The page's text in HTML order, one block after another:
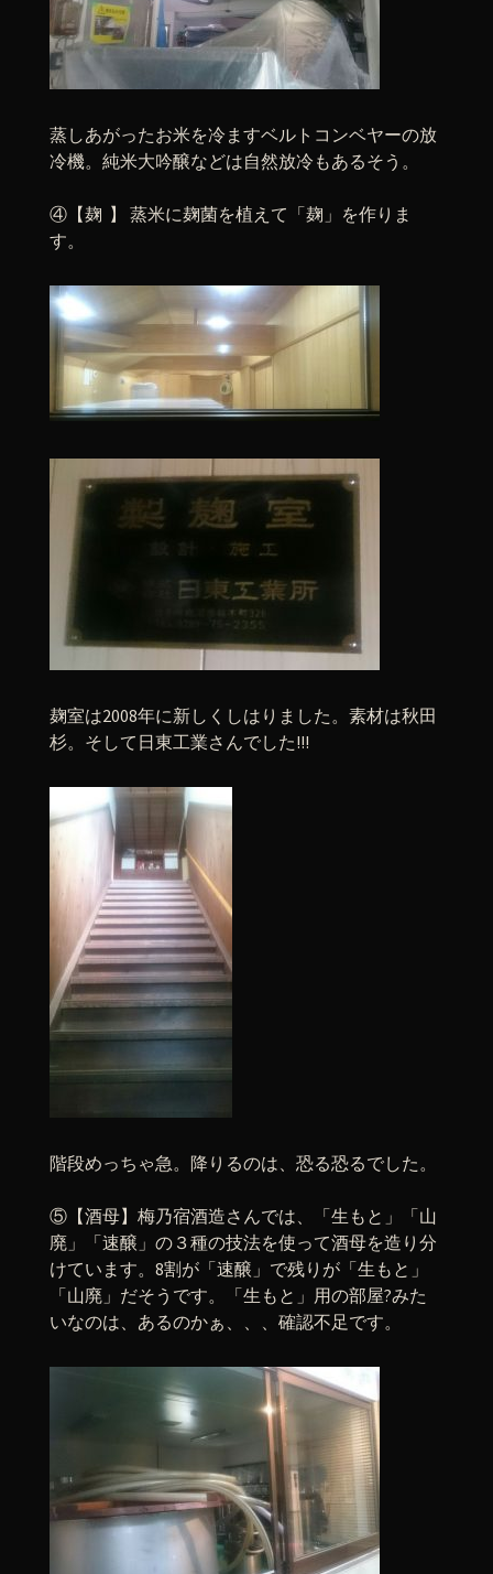
蒸しあがったお米を冷ますベルトコンベヤーの放
冷機。純米大吟醸などは自然放冷もあるそう。
④【麹 】 蒸米に麹菌を植えて「麹」を作りま
す。
麹室は2008年に新しくしはりました。素材は秋田
杉。そして日東工業さんでした!!!
階段めっちゃ急。降りるのは、恐る恐るでした。
⑤【酒母】梅乃宿酒造さんでは、「生もと」「山
廃」「速醸」の３種の技法を使って酒母を造り分
けています。8割が「速醸」で残りが「生もと」
「山廃」だそうです。「生もと」用の部屋?みた
いなのは、あるのかぁ、、、確認不足です。